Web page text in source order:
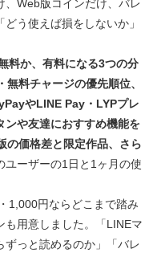
、Web版コインだけ、バレ
う使えば損をしないか」
料か、有料になる3つの分
料チャージの優先順位、
やLINE Pay・LYPプレ
ンや友達におすすめ機能を
の価格差と限定作品、さら
ユーザーの1日と1ヶ月の使
1,000円ならどこまで踏み
用意しました。「LINEマ
ずっと読めるのか」「バレ